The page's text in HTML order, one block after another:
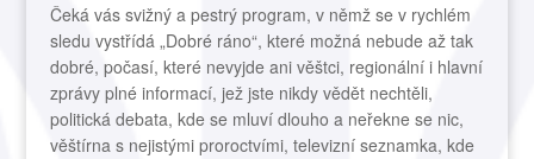
Čeká vás svižný a pestrý program, v němž se v rychlém
sledu vystřídá „Dobré ráno“, které možná nebude až tak
dobré, počasí, které nevyjde ani věštci, regionální i hlavní
zprávy plné informací, jež jste nikdy vědět nechtěli,
politická debata, kde se mluví dlouho a neřekne se nic,
věštírna s nejistými proroctvími, televizní seznamka, kde